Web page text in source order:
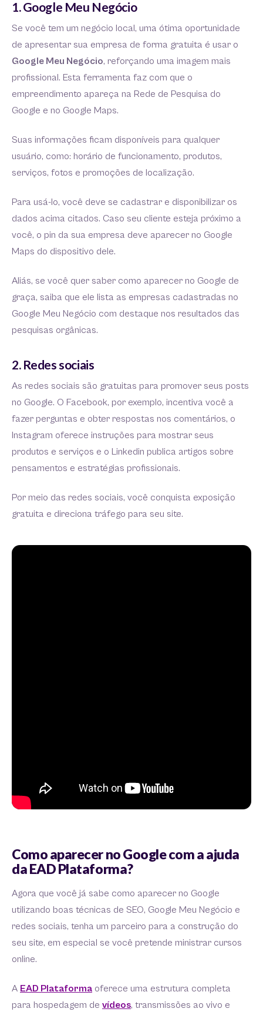
1. Google Meu Negócio
Se você tem um negócio local, uma ótima oportunidade
de apresentar sua empresa de forma gratuita é usar o
Google Meu Negócio, reforçando uma imagem mais
profissional. Esta ferramenta faz com que o
empreendimento apareça na Rede de Pesquisa do
Google e no Google Maps.
Suas informações ficam disponíveis para qualquer
usuário, como: horário de funcionamento, produtos,
serviços, fotos e promoções de localização.
Para usá-lo, você deve se cadastrar e disponibilizar os
dados acima citados. Caso seu cliente esteja próximo a
você, o pin da sua empresa deve aparecer no Google
Maps do dispositivo dele.
Aliás, se você quer saber como aparecer no Google de
graça, saiba que ele lista as empresas cadastradas no
Google Meu Negócio com destaque nos resultados das
pesquisas orgânicas.
2. Redes sociais
As redes sociais são gratuitas para promover seus posts
no Google. O Facebook, por exemplo, incentiva você a
fazer perguntas e obter respostas nos comentários, o
Instagram oferece instruções para mostrar seus
produtos e serviços e o Linkedin publica artigos sobre
pensamentos e estratégias profissionais.
Por meio das redes sociais, você conquista exposição
gratuita e direciona tráfego para seu site.
Como aparecer no Google com a ajuda
da EAD Plataforma?
Agora que você já sabe como aparecer no Google
utilizando boas técnicas de SEO, Google Meu Negócio e
redes sociais, tenha um parceiro para a construção do
seu site, em especial se você pretende ministrar cursos
online.
A EAD Plataforma oferece uma estrutura completa
para hospedagem de vídeos, transmissões ao vivo e